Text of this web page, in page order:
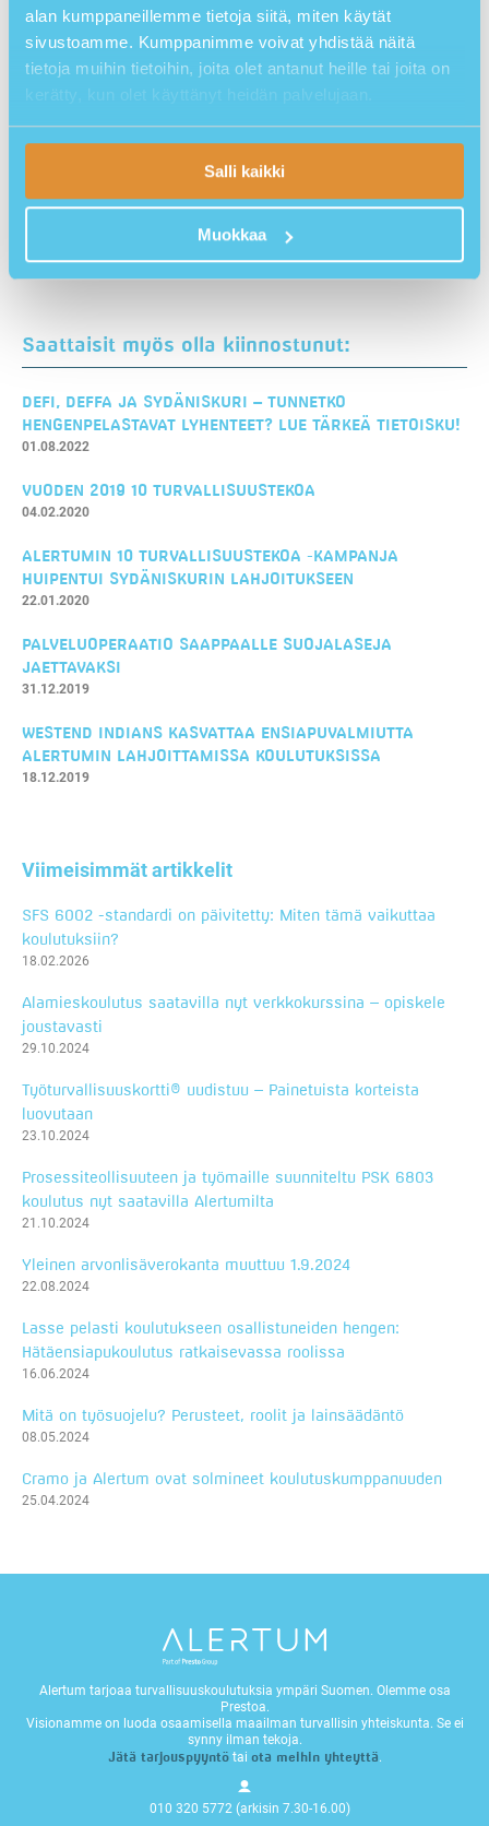
alan kumppaneillemme tietoja siitä, miten käytät
sivustoamme. Kumppanimme voivat yhdistää näitä
tietoja muihin tietoihin, joita olet antanut heille tai joita on
kerätty, kun olet käyttänyt heidän palvelujaan.
Salli kaikki
Muokkaa
TUTUSTU DEFIBRILAATTOREIHIMME
Jaa:
Saattaisit myös olla kiinnostunut:
DEFI, DEFFA JA SYDÄNISKURI – TUNNETKO
HENGENPELASTAVAT LYHENTEET? LUE TÄRKEÄ TIETOISKU!
01.08.2022
VUODEN 2019 10 TURVALLISUUSTEKOA
04.02.2020
ALERTUMIN 10 TURVALLISUUSTEKOA -KAMPANJA
HUIPENTUI SYDÄNISKURIN LAHJOITUKSEEN
22.01.2020
PALVELUOPERAATIO SAAPPAALLE SUOJALASEJA
JAETTAVAKSI
31.12.2019
WESTEND INDIANS KASVATTAA ENSIAPUVALMIUTTA
ALERTUMIN LAHJOITTAMISSA KOULUTUKSISSA
18.12.2019
Viimeisimmät artikkelit
SFS 6002 -standardi on päivitetty: Miten tämä vaikuttaa
koulutuksiin?
18.02.2026
Alamieskoulutus saatavilla nyt verkkokurssina – opiskele
joustavasti
29.10.2024
Työturvallisuuskortti® uudistuu – Painetuista korteista
luovutaan
23.10.2024
Prosessiteollisuuteen ja työmaille suunniteltu PSK 6803
koulutus nyt saatavilla Alertumilta
21.10.2024
Yleinen arvonlisäverokanta muuttuu 1.9.2024
22.08.2024
Lasse pelasti koulutukseen osallistuneiden hengen:
Hätäensiapukoulutus ratkaisevassa roolissa
16.06.2024
Mitä on työsuojelu? Perusteet, roolit ja lainsäädäntö
08.05.2024
Cramo ja Alertum ovat solmineet koulutuskumppanuuden
25.04.2024
Alertum tarjoaa turvallisuuskoulutuksia ympäri Suomen. Olemme osa
Prestoa.
Visionamme on luoda osaamisella maailman turvallisin yhteiskunta. Se ei
synny ilman tekoja.
Jätä tarjouspyyntötai ota meihin yhteyttä.
010 320 5772 (arkisin 7.30-16.00)